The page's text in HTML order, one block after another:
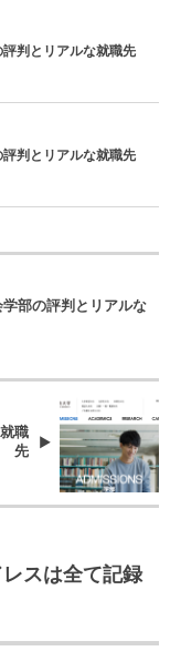
評判とリアルな就職先
評判とリアルな就職先
学部の評判とリアルな
職
先
スは全て記録